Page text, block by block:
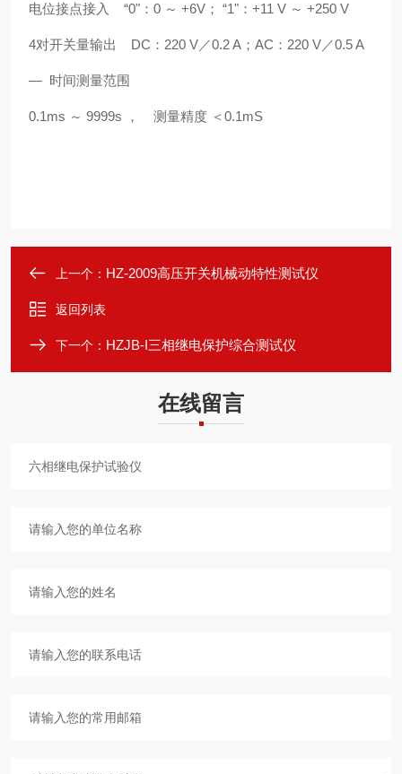
电位接点接入 “0"：0 ～ +6V； “1"：+11 V ～ +250 V
4对开关量输出 DC：220 V／0.2 A；AC：220 V／0.5 A
— 时间测量范围
0.1ms ～ 9999s ， 测量精度 ＜0.1mS
上一个： HZ-2009高压开关机械动特性测试仪
返回列表
下一个： HZJB-I三相继电保护综合测试仪
在线留言